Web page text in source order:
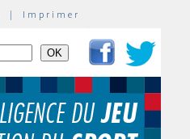
| Imprimer